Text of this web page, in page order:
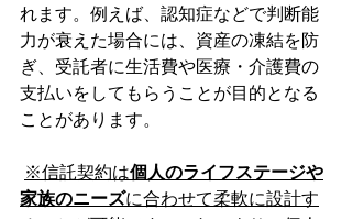
れます。例えば、認知症などで判断能
力が衰えた場合には、資産の凍結を防
ぎ、受託者に生活費や医療・介護費の
支払いをしてもらうことが目的となる
ことがあります。
※信託契約は個人のライフステージや
家族のニーズに合わせて柔軟に設計す